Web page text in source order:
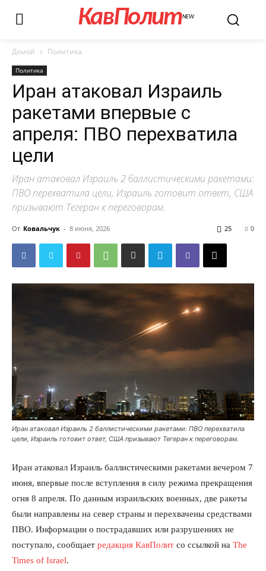
КавПолитNEW
Домой Политика
Политика
Иран атаковал Израиль
ракетами впервые с
апреля: ПВО перехватила
цели
Иран атаковал Израиль 2 баллистическими ракетами:
ПВО перехватила цели, Израиль готовит ответ, США
призывают Тегеран к переговорам.
От Ковальчук - 8 июня, 2026 0
25
Иран атаковал Израиль 2 баллистическими ракетами: ПВО перехватила
цели, Израиль готовит ответ, США призывают Тегеран к переговорам.
Иран атаковал Израиль баллистическими ракетами вечером 7
июня, впервые после вступления в силу режима прекращения
огня 8 апреля. По данным израильских военных, две ракеты
были направлены на север страны и перехвачены средствами
ПВО. Информации о пострадавших или разрушениях не
поступало, сообщает редакция КавПолит со ссылкой на The
Times of Israel.